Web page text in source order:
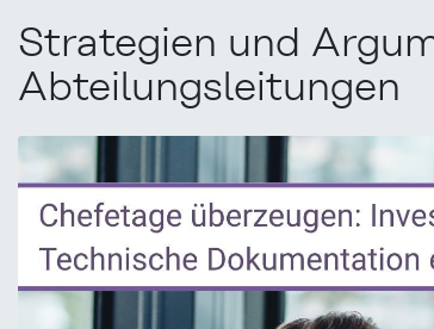
Strategien und
Abteilungsleitungen